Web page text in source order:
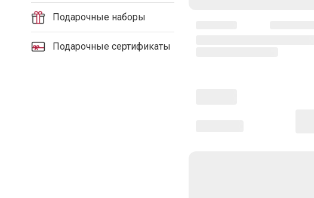
Подарочные наборы
Подарочные сертификаты